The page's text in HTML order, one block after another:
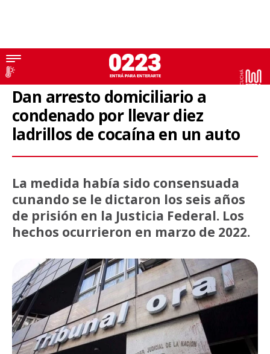
Judiciales
Dan arresto domiciliario a
condenado por llevar diez
ladrillos de cocaína en un auto
La medida había sido consensuada
cunando se le dictaron los seis años
de prisión en la Justicia Federal. Los
hechos ocurrieron en marzo de 2022.